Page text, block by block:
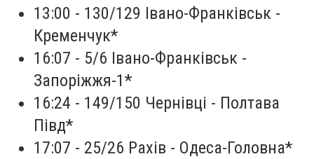
13:00 - 130/129 Івано-Франківськ -
Кременчук*
16:07 - 5/6 Івано-Франківськ -
Запоріжжя-1*
16:24 - 149/150 Чернівці - Полтава
Півд*
17:07 - 25/26 Рахів - Одеса-Головна*